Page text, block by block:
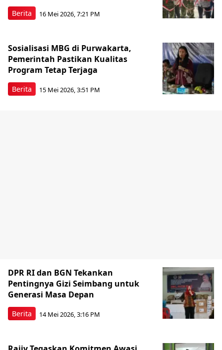
Berita 16 Mei 2026, 7:21 PM
Berita
Sosialisasi MBG di Purwakarta,
Pemerintah Pastikan Kualitas
Program Tetap Terjaga
15 Mei 2026, 3:51 PM
Berita
DPR RI dan BGN Tekankan
Pentingnya Gizi Seimbang untuk
Generasi Masa Depan
14 Mei 2026, 3:16 PM